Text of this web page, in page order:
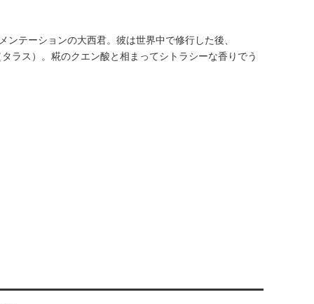
テーションの大西君。彼は世界中で修行した後、
ラス）。糀のクエン酸と相まってシトラシーな香りでう